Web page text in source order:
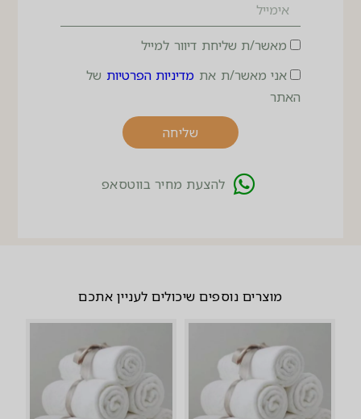
מאשר/ת שליחת דיוור למייל
אני מאשר/ת את מדיניות הפרטיות של
האתר
שליחה
להצעת מחיר בווטסאפ
מוצרים נוספים שיכולים לעניין אתכם